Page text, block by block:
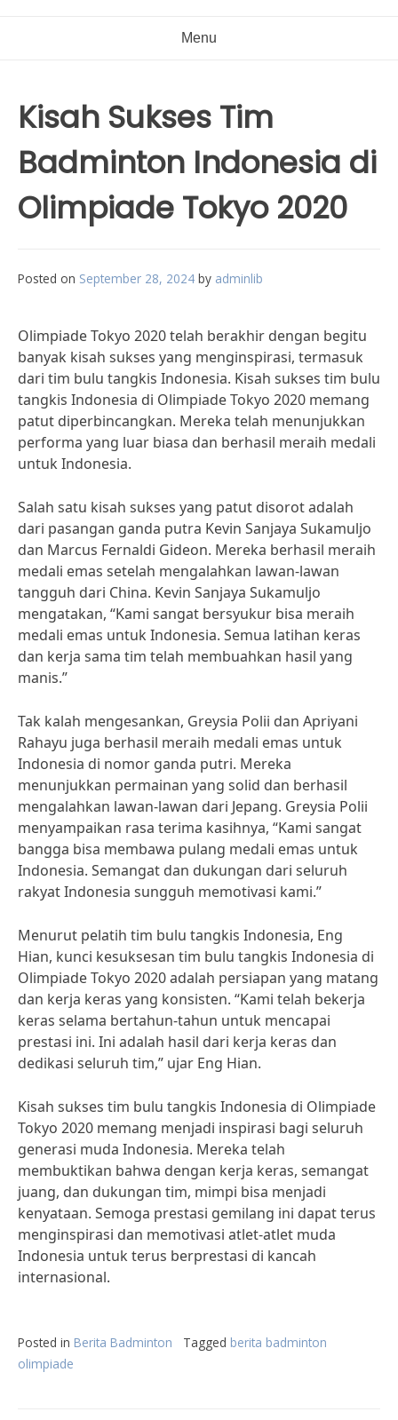
Menu
Kisah Sukses Tim
Badminton Indonesia di
Olimpiade Tokyo 2020
Posted on September 28, 2024 by adminlib
Olimpiade Tokyo 2020 telah berakhir dengan begitu
banyak kisah sukses yang menginspirasi, termasuk
dari tim bulu tangkis Indonesia. Kisah sukses tim bulu
tangkis Indonesia di Olimpiade Tokyo 2020 memang
patut diperbincangkan. Mereka telah menunjukkan
performa yang luar biasa dan berhasil meraih medali
untuk Indonesia.
Salah satu kisah sukses yang patut disorot adalah
dari pasangan ganda putra Kevin Sanjaya Sukamuljo
dan Marcus Fernaldi Gideon. Mereka berhasil meraih
medali emas setelah mengalahkan lawan-lawan
tangguh dari China. Kevin Sanjaya Sukamuljo
mengatakan, “Kami sangat bersyukur bisa meraih
medali emas untuk Indonesia. Semua latihan keras
dan kerja sama tim telah membuahkan hasil yang
manis.”
Tak kalah mengesankan, Greysia Polii dan Apriyani
Rahayu juga berhasil meraih medali emas untuk
Indonesia di nomor ganda putri. Mereka
menunjukkan permainan yang solid dan berhasil
mengalahkan lawan-lawan dari Jepang. Greysia Polii
menyampaikan rasa terima kasihnya, “Kami sangat
bangga bisa membawa pulang medali emas untuk
Indonesia. Semangat dan dukungan dari seluruh
rakyat Indonesia sungguh memotivasi kami.”
Menurut pelatih tim bulu tangkis Indonesia, Eng
Hian, kunci kesuksesan tim bulu tangkis Indonesia di
Olimpiade Tokyo 2020 adalah persiapan yang matang
dan kerja keras yang konsisten. “Kami telah bekerja
keras selama bertahun-tahun untuk mencapai
prestasi ini. Ini adalah hasil dari kerja keras dan
dedikasi seluruh tim,” ujar Eng Hian.
Kisah sukses tim bulu tangkis Indonesia di Olimpiade
Tokyo 2020 memang menjadi inspirasi bagi seluruh
generasi muda Indonesia. Mereka telah
membuktikan bahwa dengan kerja keras, semangat
juang, dan dukungan tim, mimpi bisa menjadi
kenyataan. Semoga prestasi gemilang ini dapat terus
menginspirasi dan memotivasi atlet-atlet muda
Indonesia untuk terus berprestasi di kancah
internasional.
Posted in Berita Badminton Tagged berita badminton
olimpiade